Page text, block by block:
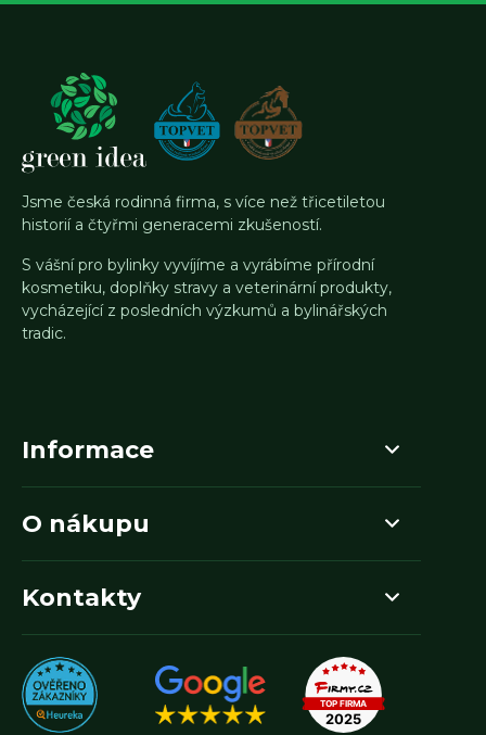
Jsme česká rodinná firma, s více než třicetiletou
historií a čtyřmi generacemi zkušeností.
S vášní pro bylinky vyvíjíme a vyrábíme přírodní
kosmetiku, doplňky stravy a veterinární produkty,
vycházející z posledních výzkumů a bylinářských
tradic.
Informace
O nákupu
Kontakty